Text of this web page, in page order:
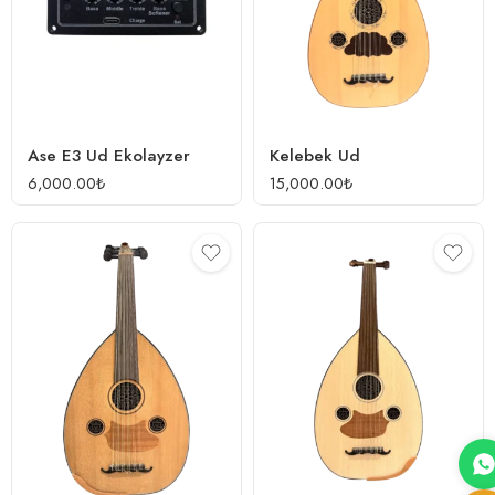
Ase E3 Ud Ekolayzer
6,000.00₺
Kelebek Ud
15,000.00₺